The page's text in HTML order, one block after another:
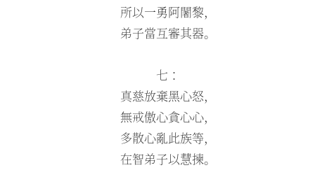
所以一勇阿闍黎，
弟子當互審其器。
七：
真慈放棄黑心怒，
無戒傲心貪心心，
多散心亂此族等，
在智弟子以慧揀。